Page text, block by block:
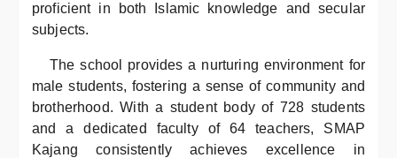
proficient in both Islamic knowledge and secular
subjects.
The school provides a nurturing environment for
male students, fostering a sense of community and
brotherhood. With a student body of 728 students
and a dedicated faculty of 64 teachers, SMAP
Kajang consistently achieves excellence in